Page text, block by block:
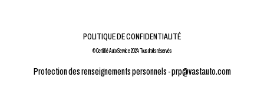
POLITIQUE DE CONFIDENTIALITÉ
© Certifié Auto Service 2024 Tous droits réservés
Protection des renseignements personnels -prp@vastauto.com